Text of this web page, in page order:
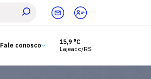
Fale conosco
15,9 °C
Lajeado/RS